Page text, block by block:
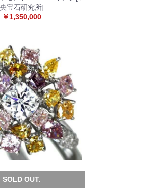
央宝石研究所]
￥1,350,000
SOLD OUT.